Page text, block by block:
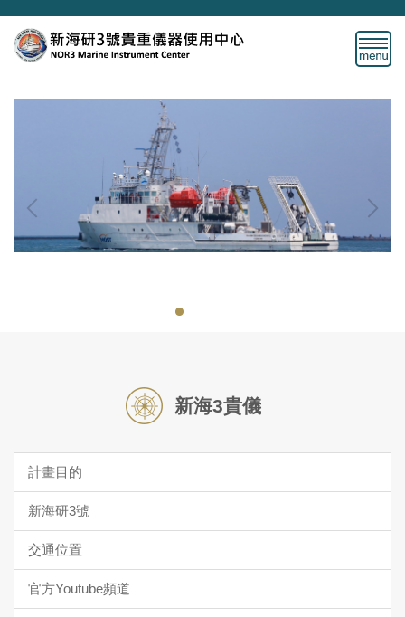
跳
到
主
新海3貴儀
計畫目的
新海研3號
交通位置
官方Youtube頻道